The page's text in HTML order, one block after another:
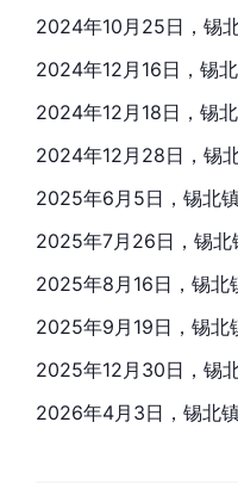
2024年10月25日，锡
2024年12月16日，锡
2024年12月18日，锡
2024年12月28日，锡
2025年6月5日，锡北
2025年7月26日，锡
2025年8月16日，锡
2025年9月19日，锡
2025年12月30日，锡
2026年4月3日，锡北